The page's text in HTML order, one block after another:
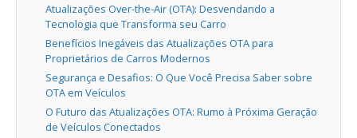
Atualizações Over-the-Air (OTA): Desvendando a
Tecnologia que Transforma seu Carro
Benefícios Inegáveis das Atualizações OTA para
Proprietários de Carros Modernos
Segurança e Desafios: O Que Você Precisa Saber sobre
OTA em Veículos
O Futuro das Atualizações OTA: Rumo à Próxima Geração
de Veículos Conectados